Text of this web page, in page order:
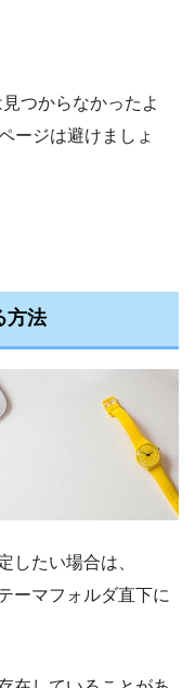
つからなかったよ
ージは避けましょ
方法
したい場合は、
ーマフォルダ直下に